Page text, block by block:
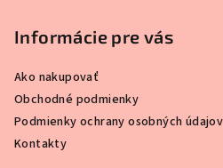
Informácie pre vás
Ako nakupovať
Obchodné podmienky
Podmienky ochrany osobných údajov
Kontakty